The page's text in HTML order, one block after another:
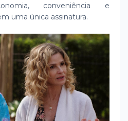
conveniência e
uma única assinatura.